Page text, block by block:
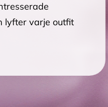
lyfter varje outfit